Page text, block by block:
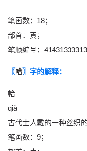
笔画数：18；
部首：頁；
笔顺编号：
〖帢〗字的解释：
帢
qià
古代士人戴的一种丝织
笔画数：9；